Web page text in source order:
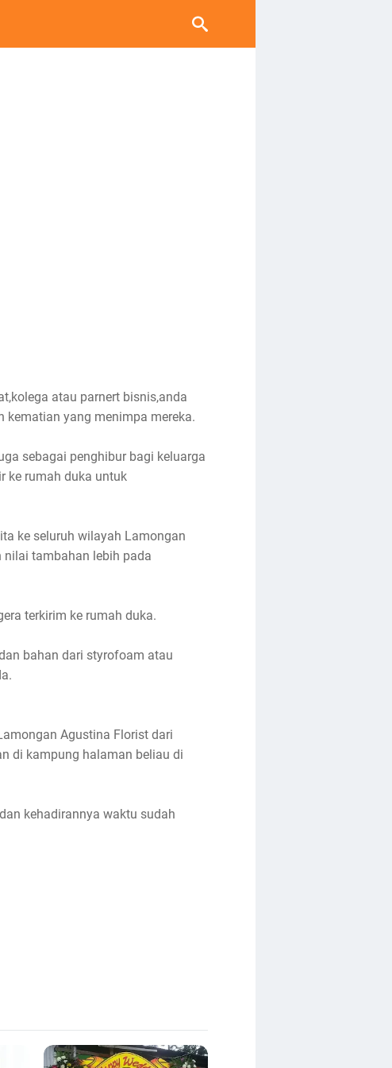
atau parnert bisnis,anda
yang menimpa mereka.
sebagai penghibur bagi keluarga
ke rumah duka untuk
ke seluruh wilayah Lamongan
nilai tambahan lebih pada
terkirim ke rumah duka.
bahan dari styrofoam atau
Agustina Florist dari
di kampung halaman beliau di
kehadirannya waktu sudah